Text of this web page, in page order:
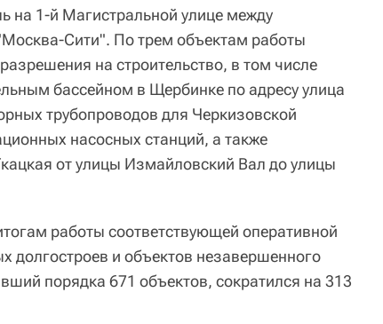
на 1-й Магистральной улице между
Сити". По трем объектам работы
на строительство, в том числе
бассейном в Щербинке по адресу улица
трубопроводов для Черкизовской
насосных станций, а также
от улицы Измайловский Вал до улицы
работы соответствующей оперативной
долгостроев и объектов незавершенного
порядка 671 объектов, сократился на 313